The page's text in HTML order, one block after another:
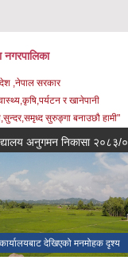
,नेपाल सरकार
र खानेपानी
सुरुङ्गा बनाउछौ हामी"
अनुगमन निकासा २०८३/०८४
देखिएको मनमोहक दृश्य
सेती देवी मन्दिर